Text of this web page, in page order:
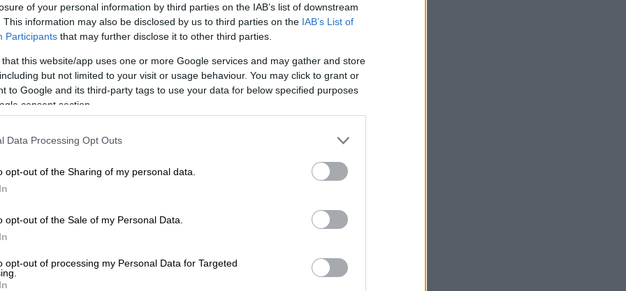
of your personal information by third parties on the IAB’s list of downstream
This information may also be disclosed by us to third parties on the IAB’s List of
Participants that may further disclose it to other third parties.
that this website/app uses one or more Google services and may gather and store
but not limited to your visit or usage behaviour. You may click to grant or
to Google and its third-party tags to use your data for below specified purposes
consent section.
Data Processing Opt Outs
opt-out of the Sharing of my personal data.
opt-out of the Sale of my Personal Data.
opt-out of processing my Personal Data for Targeted
του
Αθηνών, ξέσπασε φωτιά σε αστικό
συνθήκες
οχήματα, όπως μεταδίδει το